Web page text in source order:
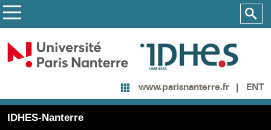
www.parisnanterre.fr ENT
IDHES-Nanterre